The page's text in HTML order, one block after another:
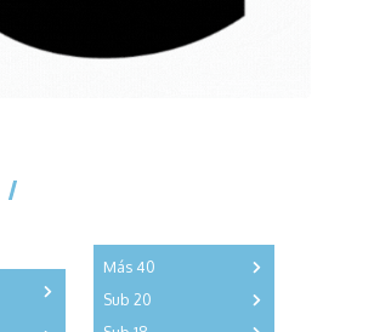
Más 40
Sub 20